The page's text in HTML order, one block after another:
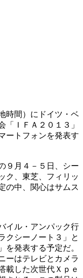
時間）にドイツ・ベ
「ＩＦＡ２０１３」
ートフォンを発表す
９月４－５日、シー
ク、東芝、フィリッ
の中、関心はサムス
イル・アンパック行
クシーノート３」と
を発表する予定だ。
ーはテレビとカメラ
載した次世代Ｘｐｅ